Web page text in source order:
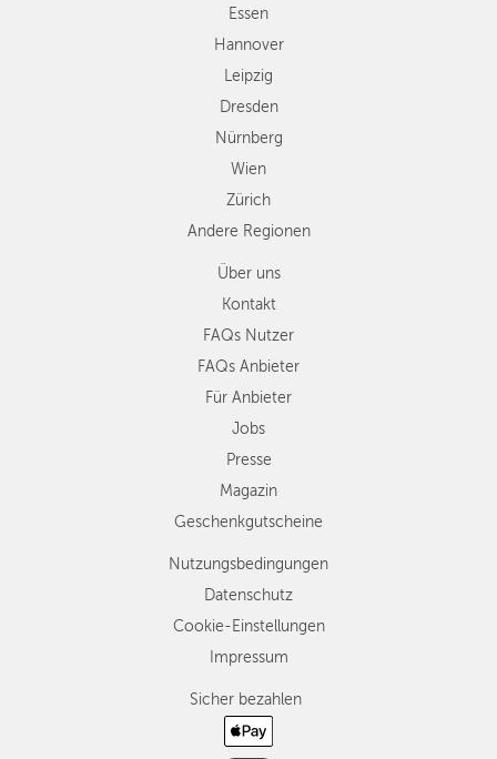
Zürich
Andere
Regionen
Essen
Hannover
Leipzig
Dresden
Nürnberg
Wien
Zürich
Andere Regionen
Über uns
Kontakt
FAQs Nutzer
FAQs Anbieter
Für Anbieter
Jobs
Presse
Magazin
Geschenkgutscheine
Nutzungsbedingungen
Datenschutz
Cookie-Einstellungen
Impressum
Sicher bezahlen